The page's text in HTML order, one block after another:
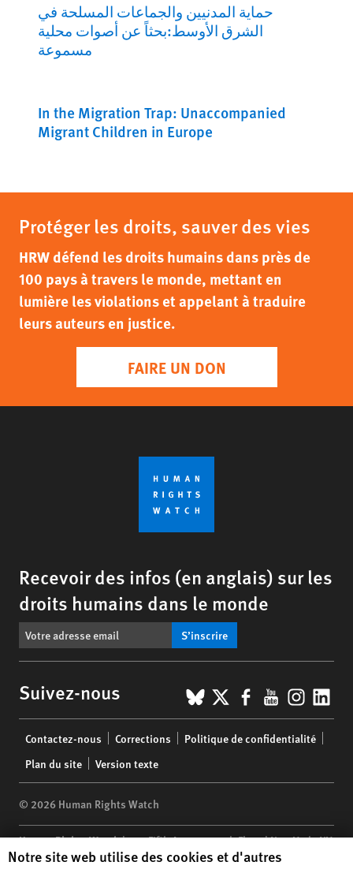
حماية المدنيين والجماعات المسلحة في
الشرق الأوسط:بحثاً عن أصوات محلية
مسموعة
In the Migration Trap: Unaccompanied
Migrant Children in Europe
Protéger les droits, sauver des vies
HRW défend les droits humains dans près de
100 pays à travers le monde, mettant en
lumière les violations et appelant à traduire
leurs auteurs en justice.
FAIRE UN DON
Recevoir des infos (en anglais) sur les
droits humains dans le monde
S’inscrire
Suivez-nous BlueSky
X Facebook
YouTube
menu
Contactez-nous Corrections
Politique de confidentialité
Plan du site
Version texte
© 2026 Human Rights Watch
Human Rights Watch| 350 Fifth Avenue, 34th Floor | New York,NY
10118-3299USA |t1.212.290.4700
Human Rights Watch cookie preferences
Notre site web utilise des cookies et d'autres